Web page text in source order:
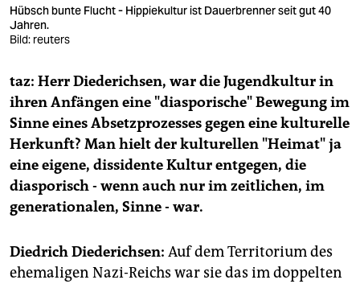
veranstaltungen
shop
fragen & hilfe
unterstützen
abo
genossenschaft
epaper login
Hübsch bunte Flucht - Hippiekultur ist Dauerbrenner seit gut 40
Jahren.
Bild: reuters
taz: Herr Diederichsen, war die Jugendkultur in
ihren Anfängen eine "diasporische" Bewegung im
Sinne eines Absetzprozesses gegen eine kulturelle
Herkunft? Man hielt der kulturellen "Heimat" ja
eine eigene, dissidente Kultur entgegen, die
diasporisch - wenn auch nur im zeitlichen, im
generationalen, Sinne - war.
Diedrich Diederichsen: Auf dem Territorium des
ehemaligen Nazi-Reichs war sie das im doppelten